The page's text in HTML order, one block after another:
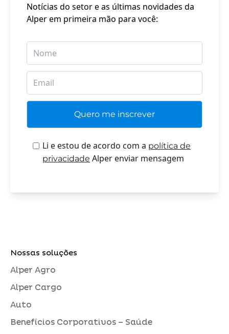
Notícias do setor e as últimas novidades da
Alper em primeira mão para você:
Li e estou de acordo com a política de
privacidade Alper enviar mensagem
Nossas soluções
Alper Agro
Alper Cargo
Auto
Benefícios Corporativos – Saúde